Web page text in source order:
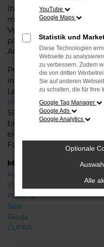
Ihr VW Autohaus in der
mit einer breiten
Verfügung. Unser Team
passenden
Anforderungen und
Profitieren Sie von
individuellen
Leasingangeboten,
InzahlungnahmeIhres
Sie uns und lassen Sie
beraten. Wir bieten
eine persönliche
Fahrzeug für Ihre
Marken
Audi
VW
Porsche
Seat
Škoda
CUPRA
YouTube
Google Maps
Statistik und
Diese Technologien
Webseite zu
zu verbessern. Zudem
die von dritten
Sie auf anderen
zu schalten, die für Ihre
Google Tag Manager
Google Ads
Google Analytics
Optionale
Alle